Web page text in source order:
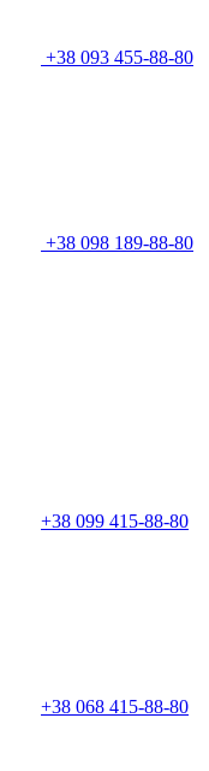
+38 093 455-88-80
+38 098 189-88-80
+38 099 415-88-80
+38 068 415-88-80